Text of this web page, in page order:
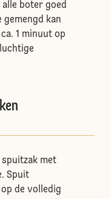
alle boter goed
gemengd kan
1 minuut op
spuitzak met
Spuit
de volledig